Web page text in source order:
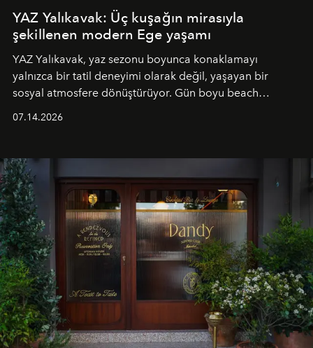
YAZ Yalıkavak: Üç kuşağın mirasıyla
şekillenen modern Ege yaşamı
YAZ Yalıkavak, yaz sezonu boyunca konaklamayı
yalnızca bir tatil deneyimi olarak değil, yaşayan bir
sosyal atmosfere dönüştürüyor. Gün boyu beach
tematik gastronomi geceleri misafirlerle buluşuyor.
Paylaşıma, lezzete ve müziğe odaklanan bu özel
akşamlar, YAZ’ın sade lüks anlayışını gün batımından
geceye taşıyarak her hafta farklı bir deneyim sunuyor.
07.14.2026